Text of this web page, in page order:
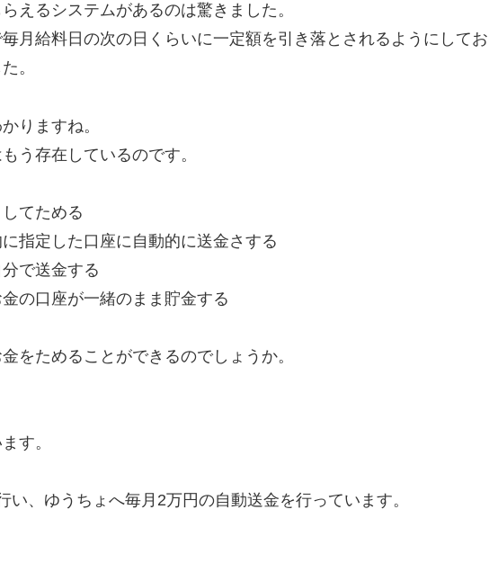
えるシステムがあるのは驚きました。
月給料日の次の日くらいに一定額を引き落とされるようにしてお
。
りますね。
う存在しているのです。
てためる
指定した口座に自動的に送金さする
で送金する
の口座が一緒のまま貯金する
をためることができるのでしょうか。
す。
い、ゆうちょへ毎月2万円の自動送金を行っています。